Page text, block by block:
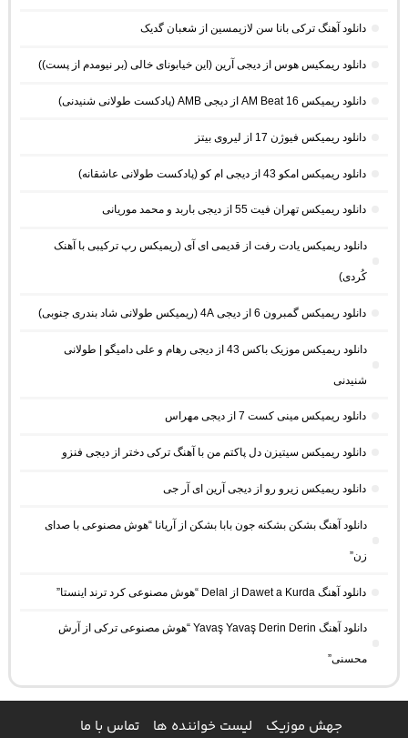
دانلود آهنگ ترکی بانا سن لازیمسین از شعبان گدیک
دانلود ریمکیس هوس از دیجی آرین (این خیابونای خالی (بر نیومدم از پست))
دانلود ریمیکس AM Beat 16 از دیجی AMB (پادکست طولانی شنیدنی)
دانلود ریمیکس فیوژن 17 از لیروی بیتز
دانلود ریمیکس امکو 43 از دیجی ام کو (پادکست طولانی عاشقانه)
دانلود ریمیکس تهران فیت 55 از دیجی باربد و محمد موریانی
دانلود ریمیکس یادت رفت از قدیمی ای آی (ریمیکس رپ ترکیبی با آهنک
کُردی)
دانلود ریمیکس گمبرون 6 از دیجی 4A (ریمیکس طولانی شاد بندری جنوبی)
دانلود ریمیکس موزیک باکس 43 از دیجی رهام و علی دامیگو | طولانی
شنیدنی
دانلود ریمیکس مینی کست 7 از دیجی مهراس
دانلود ریمیکس سیتیزن دل پاکتم من با آهنگ ترکی دختر از دیجی فنزو
دانلود ریمیکس زیرو رو از دیجی آرین ای آر جی
دانلود آهنگ بشکن بشکنه جون بابا بشکن از آریانا “هوش مصنوعی با صدای
زن”
دانلود آهنگ Dawet a Kurda از Delal “هوش مصنوعی کرد ترند اینستا”
دانلود آهنگ Yavaş Yavaş Derin Derin “هوش مصنوعی ترکی از آرش
محسنی”
جهش موزیک لیست خواننده ها تماس با ما